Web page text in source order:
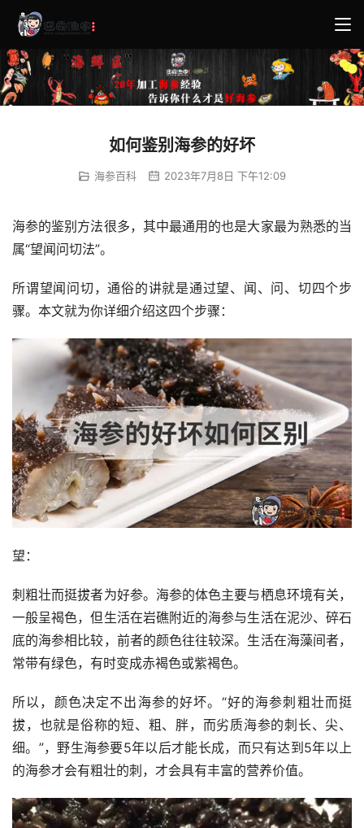
如何鉴别海参的好坏
海参百科 2023年7月8日 下午12:09
海参的鉴别方法很多，其中最通用的也是大家最为熟悉的当
属“望闻问切法”。
所谓望闻问切，通俗的讲就是通过望、闻、问、切四个步
骤。本文就为你详细介绍这四个步骤：
望：
刺粗壮而挺拔者为好参。海参的体色主要与栖息环境有关，
一般呈褐色，但生活在岩礁附近的海参与生活在泥沙、碎石
底的海参相比较，前者的颜色往往较深。生活在海藻间者，
常带有绿色，有时变成赤褐色或紫褐色。
所以，颜色决定不出海参的好坏。“好的海参刺粗壮而挺
拔，也就是俗称的短、粗、胖，而劣质海参的刺长、尖、
细。”，野生海参要5年以后才能长成，而只有达到5年以上
的海参才会有粗壮的刺，才会具有丰富的营养价值。